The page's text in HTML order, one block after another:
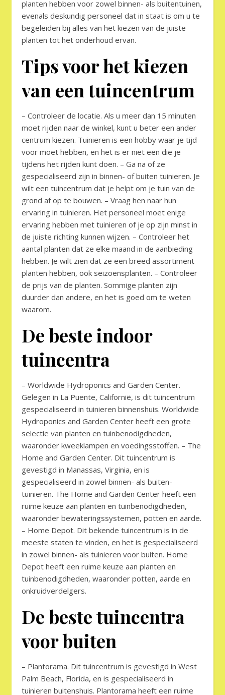
planten hebben voor zowel binnen- als buitentuinen,
evenals deskundig personeel dat in staat is om u te
begeleiden bij alles van het kiezen van de juiste
planten tot het onderhoud ervan.
Tips voor het kiezen
van een tuincentrum
– Controleer de locatie. Als u meer dan 15 minuten
moet rijden naar de winkel, kunt u beter een ander
centrum kiezen. Tuinieren is een hobby waar je tijd
voor moet hebben, en het is er niet een die je
tijdens het rijden kunt doen. – Ga na of ze
gespecialiseerd zijn in binnen- of buiten tuinieren. Je
wilt een tuincentrum dat je helpt om je tuin van de
grond af op te bouwen. – Vraag hen naar hun
ervaring in tuinieren. Het personeel moet enige
ervaring hebben met tuinieren of je op zijn minst in
de juiste richting kunnen wijzen. – Controleer het
aantal planten dat ze elke maand in de aanbieding
hebben. Je wilt zien dat ze een breed assortiment
planten hebben, ook seizoensplanten. – Controleer
de prijs van de planten. Sommige planten zijn
duurder dan andere, en het is goed om te weten
waarom.
De beste indoor
tuincentra
– Worldwide Hydroponics and Garden Center.
Gelegen in La Puente, Californië, is dit tuincentrum
gespecialiseerd in tuinieren binnenshuis. Worldwide
Hydroponics and Garden Center heeft een grote
selectie van planten en tuinbenodigdheden,
waaronder kweeklampen en voedingsstoffen. – The
Home and Garden Center. Dit tuincentrum is
gevestigd in Manassas, Virginia, en is
gespecialiseerd in zowel binnen- als buiten-
tuinieren. The Home and Garden Center heeft een
ruime keuze aan planten en tuinbenodigdheden,
waaronder bewateringssystemen, potten en aarde.
– Home Depot. Dit bekende tuincentrum is in de
meeste staten te vinden, en het is gespecialiseerd
in zowel binnen- als tuinieren voor buiten. Home
Depot heeft een ruime keuze aan planten en
tuinbenodigdheden, waaronder potten, aarde en
onkruidverdelgers.
De beste tuincentra
voor buiten
– Plantorama. Dit tuincentrum is gevestigd in West
Palm Beach, Florida, en is gespecialiseerd in
tuinieren buitenshuis. Plantorama heeft een ruime